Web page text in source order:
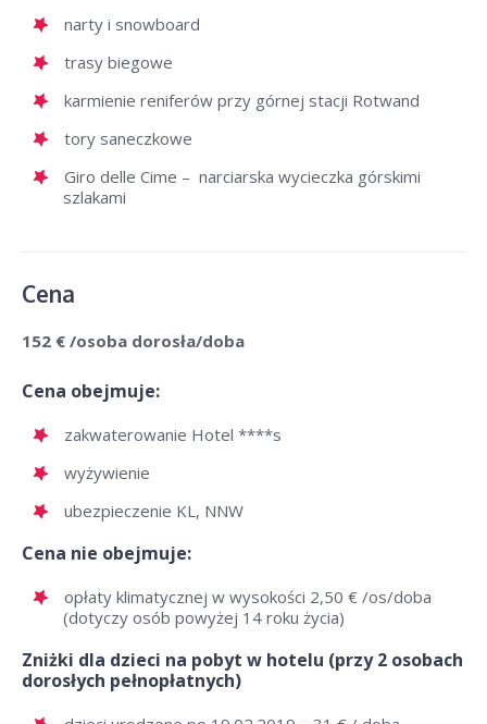
narty i snowboard
trasy biegowe
karmienie reniferów przy górnej stacji Rotwand
tory saneczkowe
Giro delle Cime – narciarska wycieczka górskimi
szlakami
Cena
152 € /osoba dorosła/doba
Cena obejmuje:
zakwaterowanie Hotel ****s
wyżywienie
ubezpieczenie KL, NNW
Cena nie obejmuje:
opłaty klimatycznej w wysokości 2,50 € /os/doba
(dotyczy osób powyżej 14 roku życia)
Zniżki dla dzieci na pobyt w hotelu (przy 2 osobach
dorosłych pełnopłatnych)